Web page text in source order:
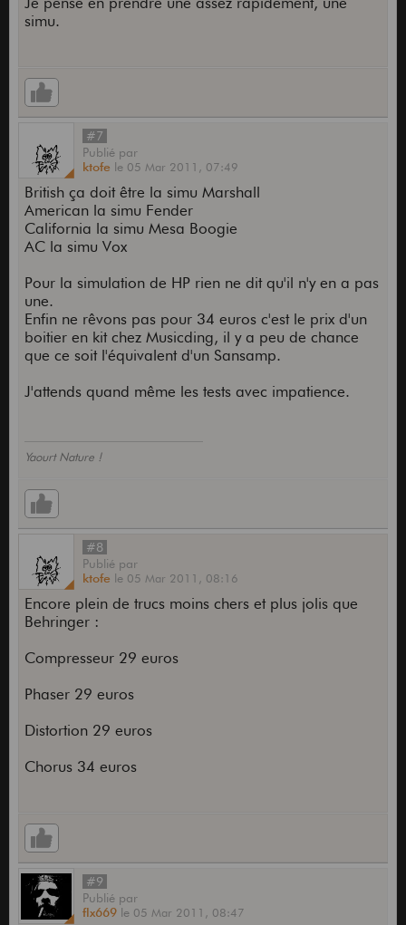
simu.
#7
Publié par
ktofe le 05 Mar 2011, 07:49
British ça doit être la simu Marshall
American la simu Fender
California la simu Mesa Boogie
AC la simu Vox
Pour la simulation de HP rien ne dit qu'il n'y en a pas
une.
Enfin ne rêvons pas pour 34 euros c'est le prix d'un
boitier en kit chez Musicding, il y a peu de chance
que ce soit l'équivalent d'un Sansamp.
J'attends quand même les tests avec impatience.
Yaourt Nature !
#8
Publié par
ktofe le 05 Mar 2011, 08:16
Encore plein de trucs moins chers et plus jolis que
Behringer :
Compresseur 29 euros
Phaser 29 euros
Distortion 29 euros
Chorus 34 euros
#9
Publié par
flx669 le 05 Mar 2011, 08:47